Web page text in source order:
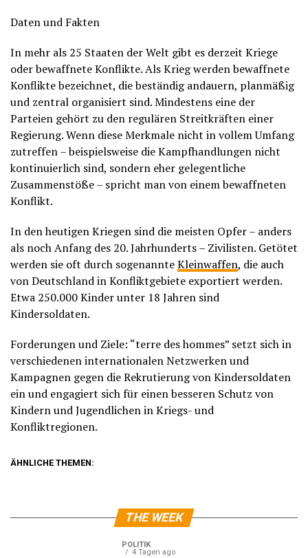
Daten und Fakten
In mehr als 25 Staaten der Welt gibt es derzeit Kriege
oder bewaffnete Konflikte. Als Krieg werden bewaffnete
Konflikte bezeichnet, die beständig andauern, planmäßig
und zentral organisiert sind. Mindestens eine der
Parteien gehört zu den regulären Streitkräften einer
Regierung. Wenn diese Merkmale nicht in vollem Umfang
zutreffen – beispielsweise die Kampfhandlungen nicht
kontinuierlich sind, sondern eher gelegentliche
Zusammenstöße – spricht man von einem bewaffneten
Konflikt.
In den heutigen Kriegen sind die meisten Opfer – anders
als noch Anfang des 20. Jahrhunderts – Zivilisten. Getötet
werden sie oft durch sogenannteKleinwaffen, die auch
von Deutschland in Konfliktgebiete exportiert werden.
Etwa 250.000 Kinder unter 18 Jahren sind
Kindersoldaten.
Forderungen und Ziele: “terre des hommes” setzt sich in
verschiedenen internationalen Netzwerken und
Kampagnen gegen die Rekrutierung von Kindersoldaten
ein und engagiert sich für einen besseren Schutz von
Kindern und Jugendlichen in Kriegs- und
Konfliktregionen.
ÄHNLICHE THEMEN:
THE WEEK
POLITIK
4 Tagen ago